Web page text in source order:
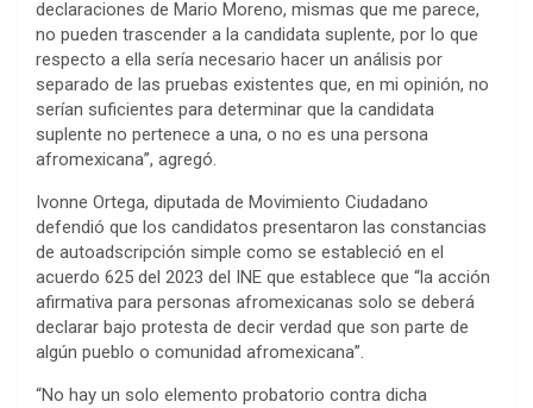
declaraciones de Mario Moreno, mismas que me parece,
no pueden trascender a la candidata suplente, por lo que
respecto a ella sería necesario hacer un análisis por
separado de las pruebas existentes que, en mi opinión, no
serían suficientes para determinar que la candidata
suplente no pertenece a una, o no es una persona
afromexicana”, agregó.
Ivonne Ortega, diputada de Movimiento Ciudadano
defendió que los candidatos presentaron las constancias
de autoadscripción simple como se estableció en el
acuerdo 625 del 2023 del INE que establece que “la acción
afirmativa para personas afromexicanas solo se deberá
declarar bajo protesta de decir verdad que son parte de
algún pueblo o comunidad afromexicana”.
“No hay un solo elemento probatorio contra dicha